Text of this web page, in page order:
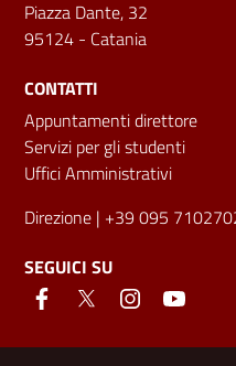
Piazza Dante, 32
95124 - Catania
CONTATTI
Appuntamenti direttore
Servizi per gli studenti
Uffici Amministrativi
Direzione | +39 095
SEGUICI SU